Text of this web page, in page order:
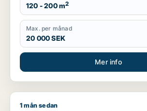
120 - 200 m2
Max. per månad
20 000 SEK
Mer info
Kassem söker lager, industrilokal,
1 mån sedan